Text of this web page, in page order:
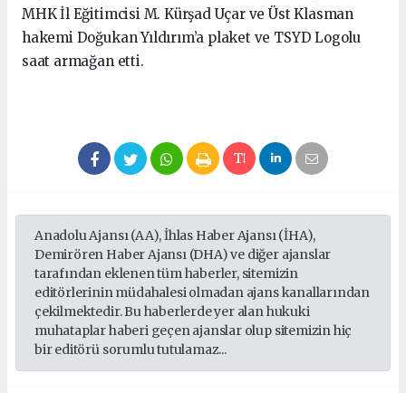
MHK İl Eğitimcisi M. Kürşad Uçar ve Üst Klasman
hakemi Doğukan Yıldırım’a plaket ve TSYD Logolu
saat armağan etti.
Anadolu Ajansı (AA), İhlas Haber Ajansı (İHA),
Demirören Haber Ajansı (DHA) ve diğer ajanslar
tarafından eklenen tüm haberler, sitemizin
editörlerinin müdahalesi olmadan ajans kanallarından
çekilmektedir. Bu haberlerde yer alan hukuki
muhataplar haberi geçen ajanslar olup sitemizin hiç
bir editörü sorumlu tutulamaz...